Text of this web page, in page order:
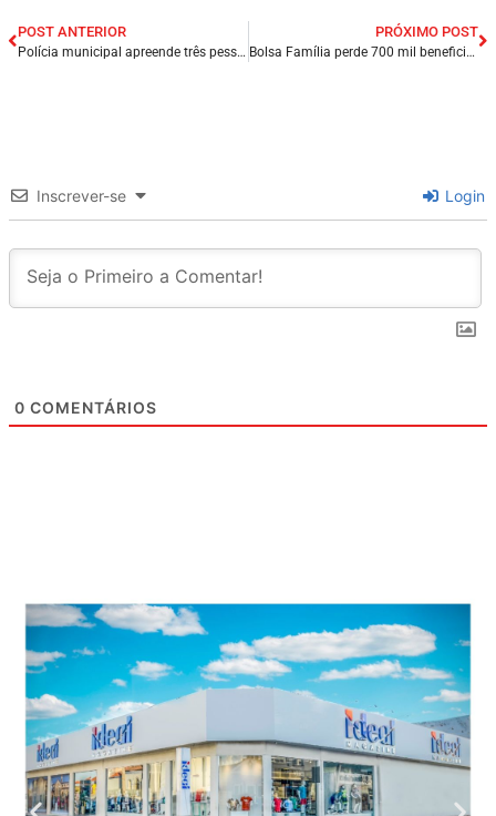
POST ANTERIOR
Polícia municipal apreende três pessoas acusadas de aplicarem golpes no centro da cidade de Presidente Dutra/MA.
PRÓXIMO POST
Bolsa Família perde 700 mil beneficiários em todo Brasil, desde dezembro de 2022.
Inscrever-se Login
0 COMENTÁRIOS